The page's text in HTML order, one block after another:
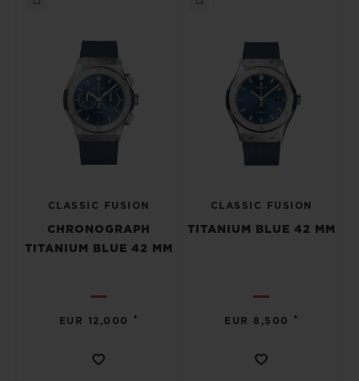
CLASSIC FUSION
CHRONOGRAPH
TITANIUM BLUE 42 MM
EUR 12,000 •
CLASSIC FUSION
TITANIUM BLUE 42 MM
EUR 8,500 •